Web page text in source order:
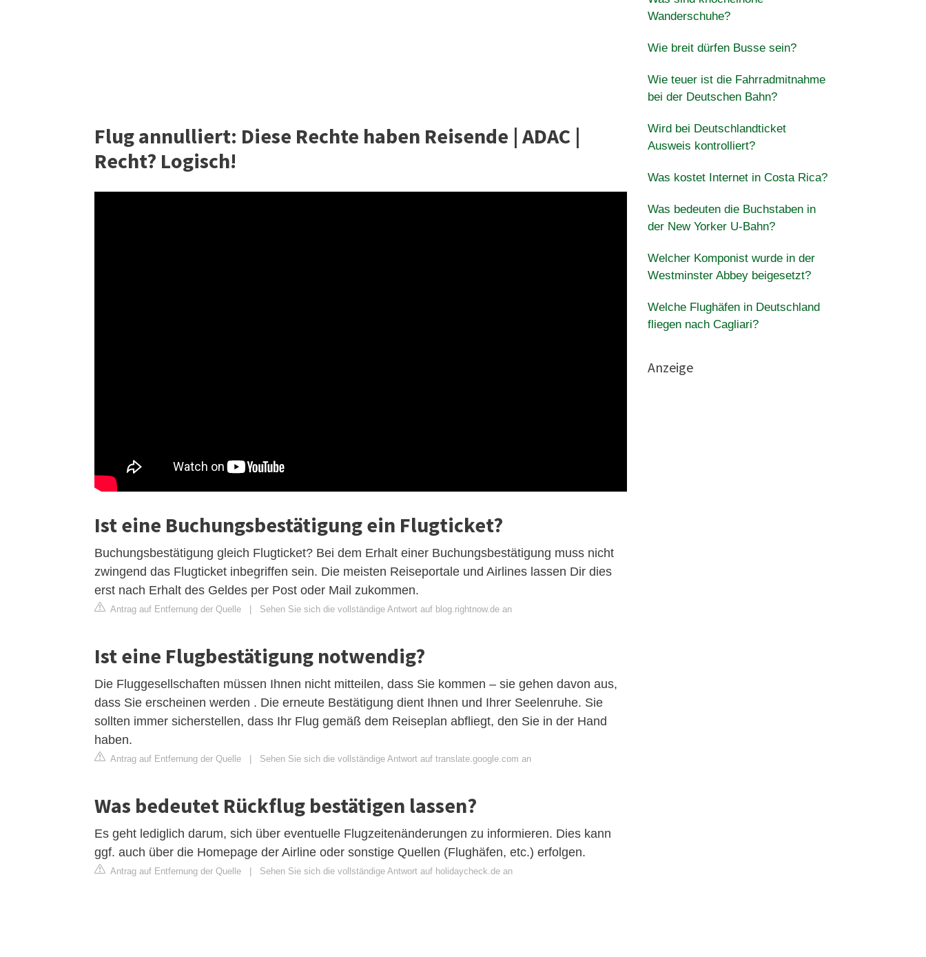
Flug annulliert: Diese Rechte haben Reisende | ADAC |
Recht? Logisch!
Ist eine Buchungsbestätigung ein Flugticket?
Buchungsbestätigung gleich Flugticket? Bei dem Erhalt einer Buchungsbestätigung muss nicht
zwingend das Flugticket inbegriffen sein. Die meisten Reiseportale und Airlines lassen Dir dies
erst nach Erhalt des Geldes per Post oder Mail zukommen.
Antrag auf Entfernung der Quelle | Sehen Sie sich die vollständige Antwort auf blog.rightnow.de an
Ist eine Flugbestätigung notwendig?
Die Fluggesellschaften müssen Ihnen nicht mitteilen, dass Sie kommen – sie gehen davon aus,
dass Sie erscheinen werden . Die erneute Bestätigung dient Ihnen und Ihrer Seelenruhe. Sie
sollten immer sicherstellen, dass Ihr Flug gemäß dem Reiseplan abfliegt, den Sie in der Hand
haben.
Antrag auf Entfernung der Quelle | Sehen Sie sich die vollständige Antwort auf translate.google.com an
Was bedeutet Rückflug bestätigen lassen?
Es geht lediglich darum, sich über eventuelle Flugzeitenänderungen zu informieren. Dies kann
ggf. auch über die Homepage der Airline oder sonstige Quellen (Flughäfen, etc.) erfolgen.
Antrag auf Entfernung der Quelle | Sehen Sie sich die vollständige Antwort auf holidaycheck.de an
Wanderschuhe?
Wie breit dürfen Busse sein?
Wie teuer ist die Fahrradmitnahme
bei der Deutschen Bahn?
Wird bei Deutschlandticket
Ausweis kontrolliert?
Was kostet Internet in Costa Rica?
Was bedeuten die Buchstaben in
der New Yorker U-Bahn?
Welcher Komponist wurde in der
Westminster Abbey beigesetzt?
Welche Flughäfen in Deutschland
fliegen nach Cagliari?
Anzeige